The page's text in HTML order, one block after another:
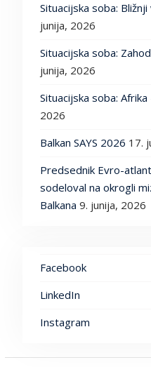
Situacijska soba:
junija, 2026
Situacijska soba:
junija, 2026
Situacijska soba:
2026
Balkan SAYS 2026 17.
Predsednik Evro-
sodeloval na okrogli
Balkana 9. junija, 2026
Facebook
LinkedIn
Instagram